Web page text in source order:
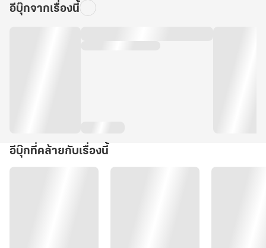
อีบุ๊กจากเรื่องนี้
อีบุ๊กที่คล้ายกับเรื่องนี้